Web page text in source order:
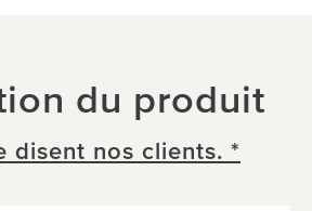
du produit
disent nos clients. *